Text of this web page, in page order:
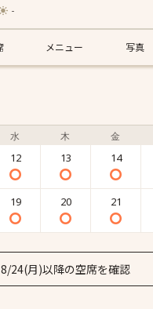
-
メニュー 写真
水 木 金
12 13 14
19 20 21
8/24(月)以降の空席を確認